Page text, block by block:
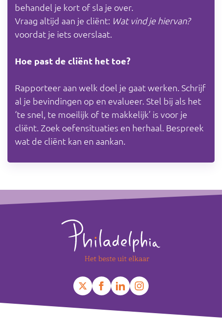
behandel je kort of sla je over.
Vraag altijd aan je cliënt: Wat vind je hiervan?
voordat je iets overslaat.
Hoe past de cliënt het toe?
Rapporteer aan welk doel je gaat werken. Schrijf
al je bevindingen op en evalueer. Stel bij als het
‘te snel, te moeilijk of te makkelijk’ is voor je
cliënt. Zoek oefensituaties en herhaal. Bespreek
wat de cliënt kan en aankan.